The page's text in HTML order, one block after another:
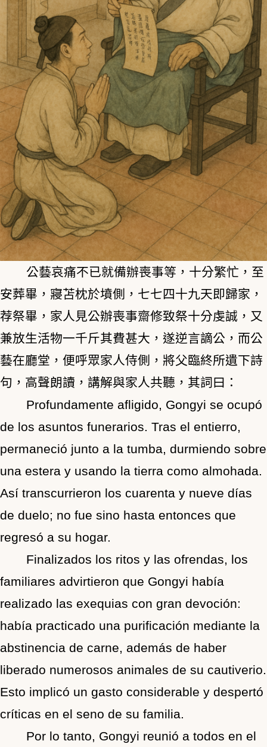
公藝哀痛不已就備辦喪事等，十分繁忙，至
安葬畢，寢苫枕於墳側，七七四十九天即歸家，
荐祭畢，家人見公辦喪事齋修致祭十分虔誠，又
兼放生活物一千斤其費甚大，遂逆言謫公，而公
藝在廳堂，便呼眾家人侍側，將父臨終所遺下詩
句，高聲朗讀，講解與家人共聽，其詞曰：
Profundamente afligido, Gongyi se ocupó
de los asuntos funerarios. Tras el entierro,
permaneció junto a la tumba, durmiendo sobre
una estera y usando la tierra como almohada.
Así transcurrieron los cuarenta y nueve días
de duelo; no fue sino hasta entonces que
regresó a su hogar.
Finalizados los ritos y las ofrendas, los
familiares advirtieron que Gongyi había
realizado las exequias con gran devoción:
había practicado una purificación mediante la
abstinencia de carne, además de haber
liberado numerosos animales de su cautiverio.
Esto implicó un gasto considerable y despertó
críticas en el seno de su familia.
Por lo tanto, Gongyi reunió a todos en el